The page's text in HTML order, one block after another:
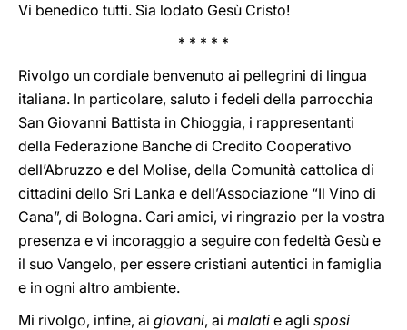
Vi benedico tutti. Sia lodato Gesù Cristo!
* * * * *
Rivolgo un cordiale benvenuto ai pellegrini di lingua
italiana. In particolare, saluto i fedeli della parrocchia
San Giovanni Battista in Chioggia, i rappresentanti
della Federazione Banche di Credito Cooperativo
dell’Abruzzo e del Molise, della Comunità cattolica di
cittadini dello Sri Lanka e dell’Associazione “Il Vino di
Cana”, di Bologna. Cari amici, vi ringrazio per la vostra
presenza e vi incoraggio a seguire con fedeltà Gesù e
il suo Vangelo, per essere cristiani autentici in famiglia
e in ogni altro ambiente.
Mi rivolgo, infine, ai giovani, ai malati e agli sposi